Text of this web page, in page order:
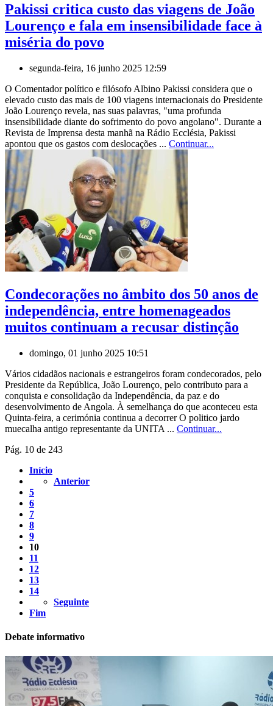
Pakissi critica custo das viagens de João
Lourenço e fala em insensibilidade face à
miséria do povo
segunda-feira, 16 junho 2025 12:59
O Comentador político e filósofo Albino Pakissi considera que o
elevado custo das mais de 100 viagens internacionais do Presidente
João Lourenço revela, nas suas palavras, "uma profunda
insensibilidade diante do sofrimento do povo angolano". Durante a
Revista de Imprensa desta manhã na Rádio Ecclésia, Pakissi
apontou que os gastos com deslocações ... Continuar...
Condecorações no âmbito dos 50 anos de
independência, entre homenageados
muitos continuam a recusar distinção
domingo, 01 junho 2025 10:51
Vários cidadãos nacionais e estrangeiros foram condecorados, pelo
Presidente da República, João Lourenço, pelo contributo para a
conquista e consolidação da Independência, da paz e do
desenvolvimento de Angola. À semelhança do que aconteceu esta
Quinta-feira, a cerimónia continua a decorrer O politico jardo
muecalha antigo representante da UNITA ... Continuar...
Pág. 10 de 243
Início
Anterior
5
6
7
8
9
10
11
12
13
14
Seguinte
Fim
Debate informativo